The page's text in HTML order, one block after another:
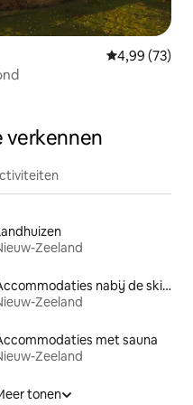
Gemiddelde
4,99 (73)
verkennen
Zeeland
Accommodaties nabij de skipiste
Zeeland
met sauna
Zeeland
tonen